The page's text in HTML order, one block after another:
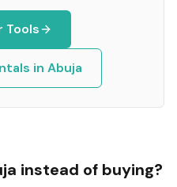
Tools
in Abuja
instead of buying?